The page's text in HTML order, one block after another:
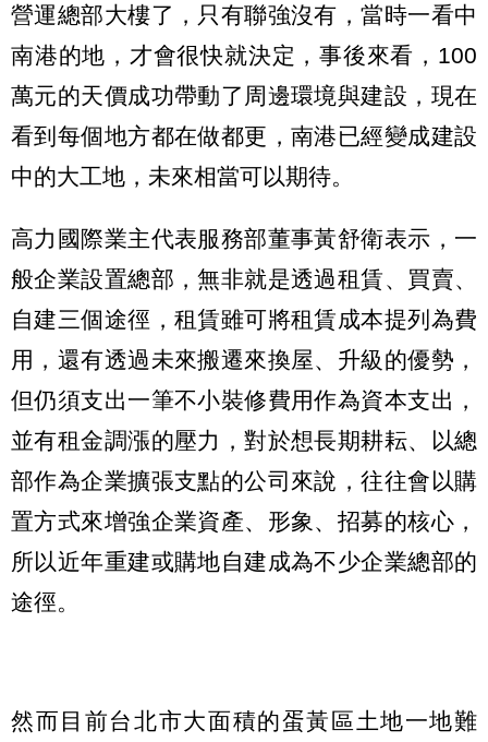
營運總部大樓了，只有聯強沒有，當時一看中
南港的地，才會很快就決定，事後來看，100
萬元的天價成功帶動了周邊環境與建設，現在
看到每個地方都在做都更，南港已經變成建設
中的大工地，未來相當可以期待。
高力國際業主代表服務部董事黃舒衛表示，一
般企業設置總部，無非就是透過租賃、買賣、
自建三個途徑，租賃雖可將租賃成本提列為費
用，還有透過未來搬遷來換屋、升級的優勢，
但仍須支出一筆不小裝修費用作為資本支出，
並有租金調漲的壓力，對於想長期耕耘、以總
部作為企業擴張支點的公司來說，往往會以購
置方式來增強企業資產、形象、招募的核心，
所以近年重建或購地自建成為不少企業總部的
途徑。
然而目前台北市大面積的蛋黃區土地一地難